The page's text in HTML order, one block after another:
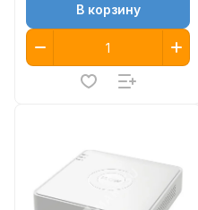
В корзину